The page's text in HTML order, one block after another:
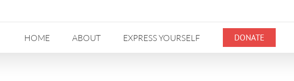
HOME ABOUT EXPRESS YOURSELF DONATE